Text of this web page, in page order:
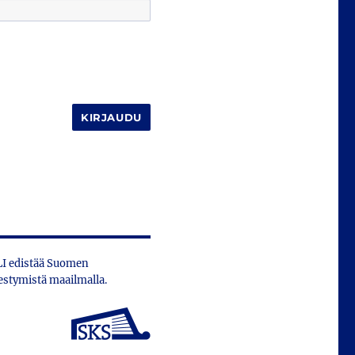
KIRJAUDU
edistää Suomen
maailmalla.